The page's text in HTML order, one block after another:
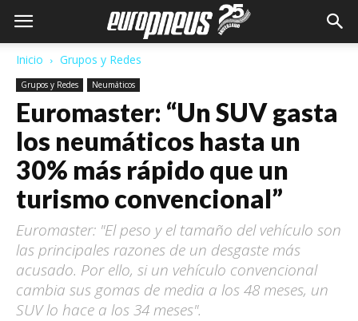
Inicio Grupos y Redes
Grupos y Redes Neumáticos
Euromaster: “Un SUV gasta
los neumáticos hasta un
30% más rápido que un
turismo convencional”
Euromaster: "El peso y el tamaño del vehículo son
las principales razones de un desgaste más
acusado. Por ello, si un vehículo convencional
cambia sus gomas de media a los 48 meses, un
SUV lo hace a los 34 meses".